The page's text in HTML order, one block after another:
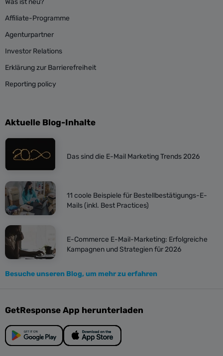
Was ist neu?
Affiliate-Programme
Agenturpartner
Investor Relations
Erklärung zur Barrierefreiheit
Reporting policy
Aktuelle Blog-Inhalte
Das sind die E-Mail Marketing Trends 2026
11 coole Beispiele für Bestellbestätigungs-E-
Mails (inkl. Best Practices)
E-Commerce E-Mail-Marketing: Erfolgreiche
Kampagnen und Strategien für 2026
Besuche unseren Blog, um mehr zu erfahren
GetResponse App herunterladen